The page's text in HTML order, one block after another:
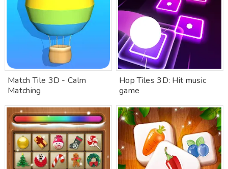
Match Tile 3D - Calm
Matching
Hop Tiles 3D: Hit music
game